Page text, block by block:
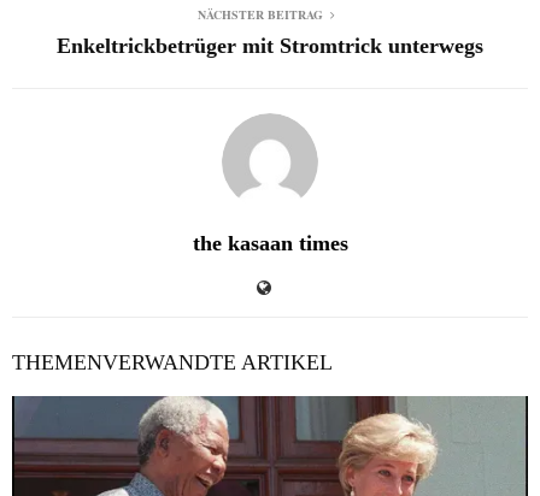
NÄCHSTER BEITRAG
Enkeltrickbetrüger mit Stromtrick unterwegs
the kasaan times
THEMENVERWANDTE ARTIKEL